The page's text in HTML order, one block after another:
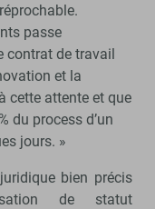
passe
contrat de travail
et la
cette attente et que
du process d’un
jours. »
bien précis
de statut